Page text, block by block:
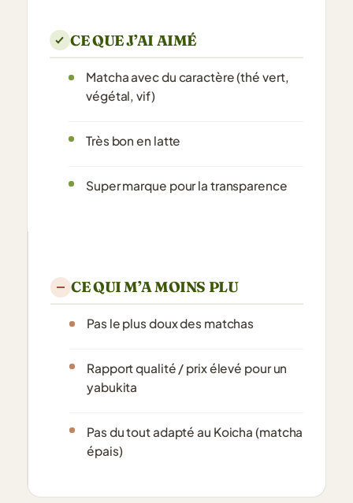
CE QUE J’AI AIMÉ
Matcha avec du caractère (thé vert,
végétal, vif)
Très bon en latte
Super marque pour la transparence
CE QUI M’A MOINS PLU
Pas le plus doux des matchas
Rapport qualité / prix élevé pour un
yabukita
Pas du tout adapté au Koicha (matcha
épais)